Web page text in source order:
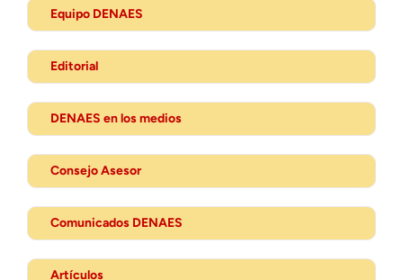
Equipo DENAES
Editorial
DENAES en los medios
Consejo Asesor
Comunicados DENAES
Artículos